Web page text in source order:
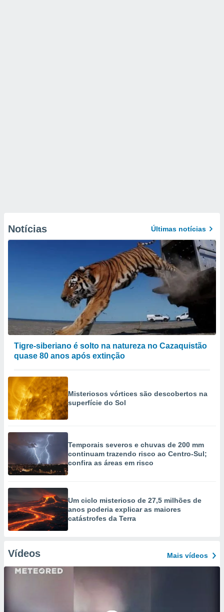
Notícias Últimas notícias
Tigre-siberiano é solto na natureza no Cazaquistão
quase 80 anos após extinção
Misteriosos vórtices são descobertos na
superfície do Sol
Temporais severos e chuvas de 200 mm
continuam trazendo risco ao Centro-Sul;
confira as áreas em risco
Um ciclo misterioso de 27,5 milhões de
anos poderia explicar as maiores
catástrofes da Terra
Vídeos Mais vídeos